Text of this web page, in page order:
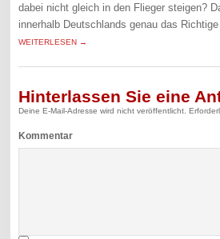
dabei nicht gleich in den Flieger steigen?
innerhalb Deutschlands genau das
WEITERLESEN →
Hinterlassen Sie eine
Deine E-Mail-Adresse wird nicht veröffentlicht.
Kommentar